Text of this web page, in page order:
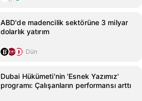
ABD'de madencilik sektörüne 3 milyar
dolarlık yatırım
Dün
Dubai Hükümeti'nin 'Esnek Yazımız'
programı: Çalışanların performansı arttı